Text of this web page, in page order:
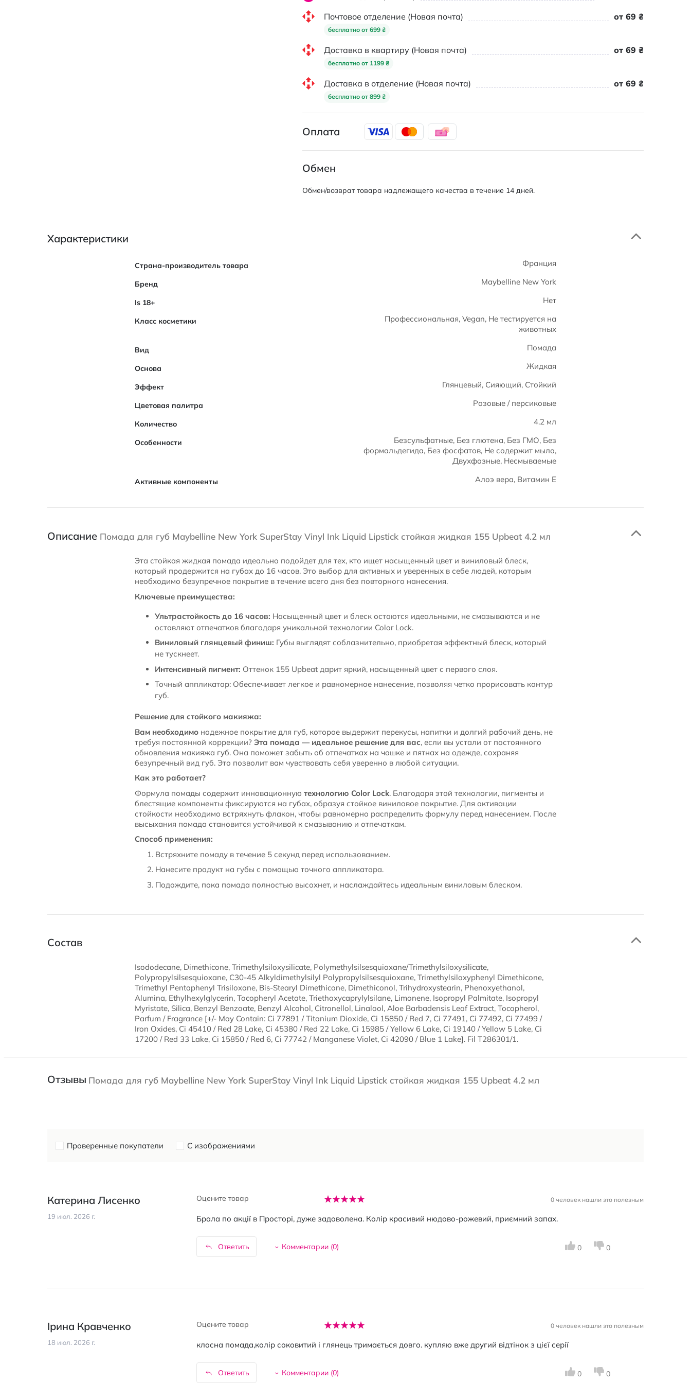
Почтовое отделение (Новая почта)
бесплатно от 699 ₴
от 69 ₴
Доставка в квартиру (Новая почта)
бесплатно от 1199 ₴
от 69 ₴
Доставка в отделение (Новая почта)
бесплатно от 899 ₴
от 69 ₴
Оплата
Обмен
Обмен/возврат товара надлежащего качества в течение 14 дней.
Характеристики
Характеристики
Страна-производитель товара Франция
Бренд Maybelline New York
Is 18+ Нет
Класс косметики
Профессиональная, Vegan, Не тестируется на
животных
Вид Помада
Основа Жидкая
Эффект Глянцевый, Сияющий, Стойкий
Цветовая палитра Розовые / персиковые
Количество 4.2 мл
Особенности
Безсульфатные, Без глютена, Без ГМО, Без
формальдегида, Без фосфатов, Не содержит мыла,
Двухфазные, Несмываемые
Активные компоненты Алоэ вера, Витамин Е
Описание Помада для губ Maybelline New York SuperStay Vinyl Ink Liquid Lipstick стойкая жидкая 155 Upbeat 4.2 мл
Эта стойкая жидкая помада идеально подойдет для тех, кто ищет насыщенный цвет и виниловый блеск,
который продержится на губах до 16 часов. Это выбор для активных и уверенных в себе людей, которым
необходимо безупречное покрытие в течение всего дня без повторного нанесения.
Ключевые преимущества:
Ультрастойкость до 16 часов: Насыщенный цвет и блеск остаются идеальными, не смазываются и не
оставляют отпечатков благодаря уникальной технологии Color Lock.
Виниловый глянцевый финиш: Губы выглядят соблазнительно, приобретая эффектный блеск, который
не тускнеет.
Интенсивный пигмент: Оттенок 155 Upbeat дарит яркий, насыщенный цвет с первого слоя.
Точный аппликатор: Обеспечивает легкое и равномерное нанесение, позволяя четко прорисовать контур
губ.
Решение для стойкого макияжа:
Вам необходимо надежное покрытие для губ, которое выдержит перекусы, напитки и долгий рабочий день, не
требуя постоянной коррекции? Эта помада — идеальное решение для вас, если вы устали от постоянного
обновления макияжа губ. Она поможет забыть об отпечатках на чашке и пятнах на одежде, сохраняя
безупречный вид губ. Это позволит вам чувствовать себя уверенно в любой ситуации.
Как это работает?
Формула помады содержит инновационную технологию Color Lock. Благодаря этой технологии, пигменты и
блестящие компоненты фиксируются на губах, образуя стойкое виниловое покрытие. Для активации
стойкости необходимо встряхнуть флакон, чтобы равномерно распределить формулу перед нанесением. После
высыхания помада становится устойчивой к смазыванию и отпечаткам.
Способ применения:
Встряхните помаду в течение 5 секунд перед использованием.
Нанесите продукт на губы с помощью точного аппликатора.
Подождите, пока помада полностью высохнет, и наслаждайтесь идеальным виниловым блеском.
Состав
Isododecane, Dimethicone, Trimethylsiloxysilicate, Polymethylsilsesquioxane/Trimethylsiloxysilicate,
Polypropylsilsesquioxane, C30-45 Alkyldimethylsilyl Polypropylsilsesquioxane, Trimethylsiloxyphenyl Dimethicone,
Trimethyl Pentaphenyl Trisiloxane, Bis-Stearyl Dimethicone, Dimethiconol, Trihydroxystearin, Phenoxyethanol,
Alumina, Ethylhexylglycerin, Tocopheryl Acetate, Triethoxycaprylylsilane, Limonene, Isopropyl Palmitate, Isopropyl
Myristate, Silica, Benzyl Benzoate, Benzyl Alcohol, Citronellol, Linalool, Aloe Barbadensis Leaf Extract, Tocopherol,
Parfum / Fragrance [+/- May Contain: Ci 77891 / Titanium Dioxide, Ci 15850 / Red 7, Ci 77491, Ci 77492, Ci 77499 /
Iron Oxides, Ci 45410 / Red 28 Lake, Ci 45380 / Red 22 Lake, Ci 15985 / Yellow 6 Lake, Ci 19140 / Yellow 5 Lake, Ci
17200 / Red 33 Lake, Ci 15850 / Red 6, Ci 77742 / Manganese Violet, Ci 42090 / Blue 1 Lake]. Fil T286301/1.
Отзывы Помада для губ Maybelline New York SuperStay Vinyl Ink Liquid Lipstick стойкая жидкая 155 Upbeat 4.2 мл
Проверенные покупатели С изображениями
Катерина Лисенко
19 июл. 2026 г.
0 человек нашли это полезным
Оцените товар
Брала по акції в Просторі, дуже задоволена. Колір красивий нюдово-рожевий, приємний запах.
Ответить Комментарии (0) 0 0
Ірина Кравченко
18 июл. 2026 г.
0 человек нашли это полезным
Оцените товар
класна помада,колір соковитий і глянець тримається довго. купляю вже другий відтінок з цієї серії
Ответить Комментарии (0) 0 0